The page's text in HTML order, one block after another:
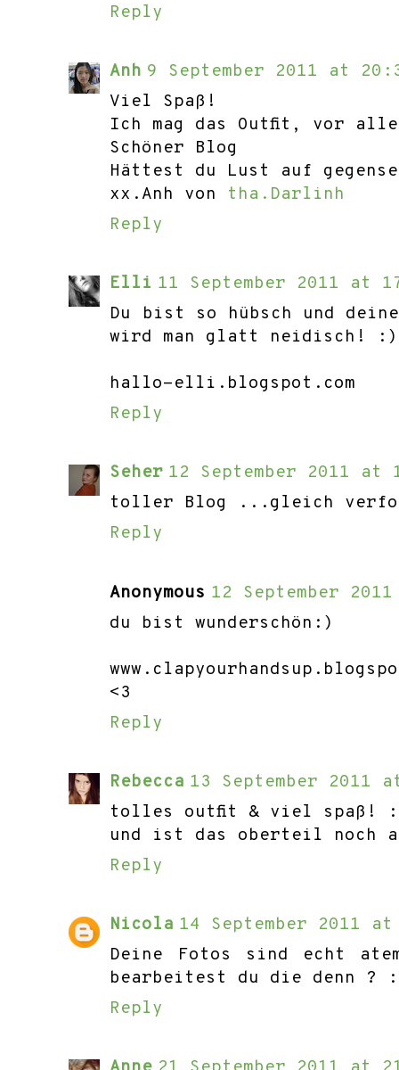
Reply
Anh 9 September 2011 at
Viel Spaß!
Ich mag das Outfit, vor
Schöner Blog
Hättest du Lust auf
xx.Anh von tha.Darlinh
Reply
Elli 11 September 2011 at
Du bist so hübsch und
wird man glatt neidisch! :)
hallo-elli.blogspot.com
Reply
Seher 12 September 2011 at
toller Blog ...gleich
Reply
Anonymous 12 September
du bist wunderschön:)
<3
Reply
Rebecca 13 September 2011
tolles outfit & viel spaß!
und ist das oberteil noch
Reply
Nicola 14 September 2011
Deine Fotos sind echt
bearbeitest du die denn ?
Reply